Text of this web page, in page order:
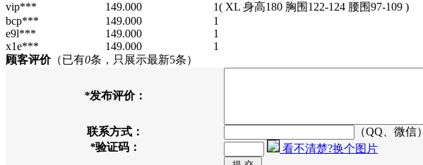
vip***
149.000 1( XL 身高180 胸围122-124 腰围97-109 )
bcp***
149.000 1
e9l***
149.000 1
x1e***
149.000 1
顾客评价（已有0条，只展示最新5条）
*发布评价：
联系方式：
（QQ、微信）
*验证码： 看不清楚?换个图片